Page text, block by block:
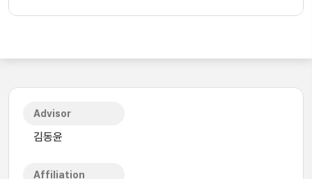
Advisor
김동윤
Affiliation